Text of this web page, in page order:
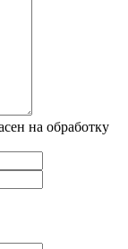
на обработку